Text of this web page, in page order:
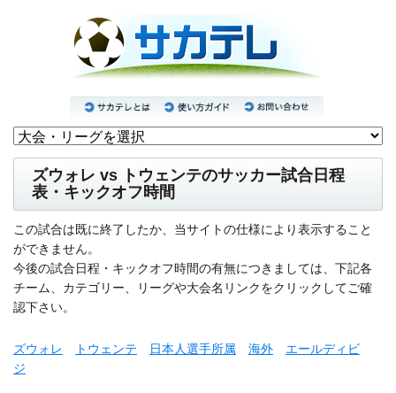
ズウォレ vs トウェンテのサッカー試合日程
表・キックオフ時間
この試合は既に終了したか、当サイトの仕様により表示すること
ができません。
今後の試合日程・キックオフ時間の有無につきましては、下記各
チーム、カテゴリー、リーグや大会名リンクをクリックしてご確
認下さい。
ズウォレ トウェンテ 日本人選手所属 海外
エールディビ
ジ